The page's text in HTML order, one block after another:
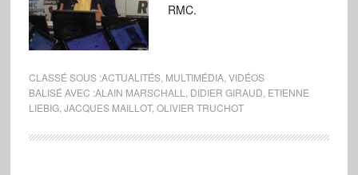
RMC.
CLASSÉ SOUS :ACTUALITÉS, MULTIMÉDIA, VIDÉOS
BALISÉ AVEC :ALAIN MARSCHALL DIDIER GIRAUD ETIENNE
LIEBIG, JACQUES MAILLOT, OLIVIER TRUCHOT